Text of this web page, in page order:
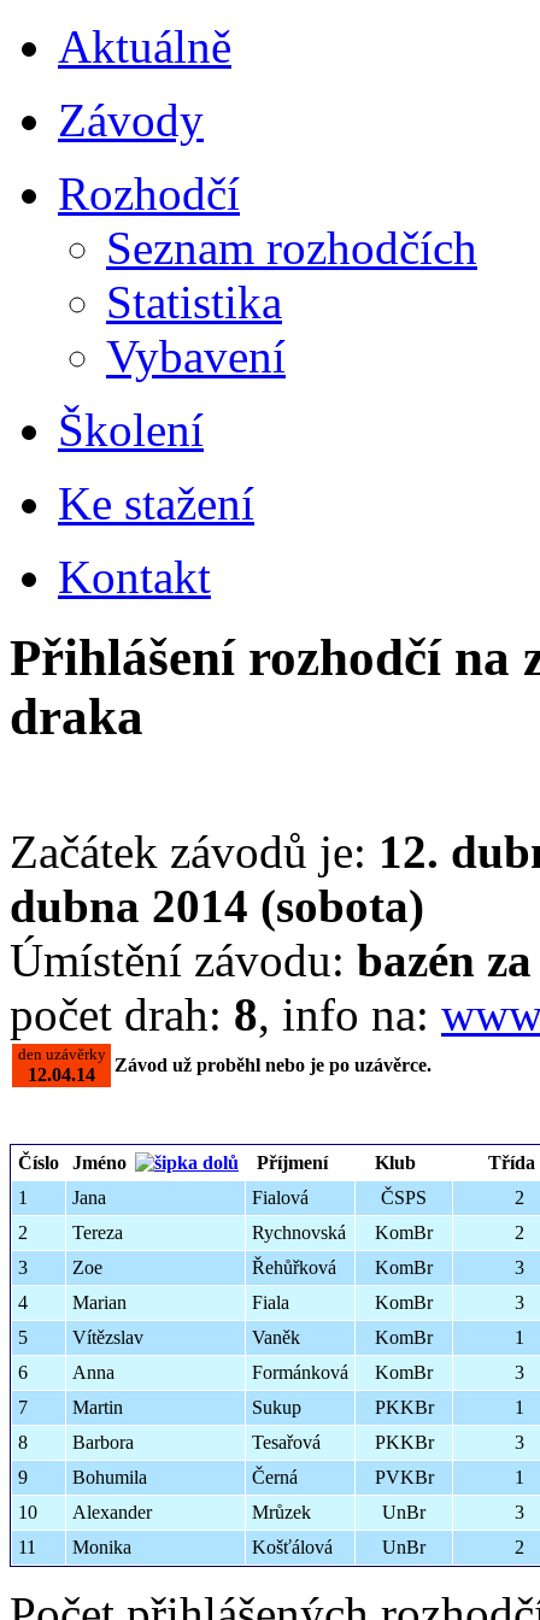
Aktuálně
Závody
Rozhodčí
Seznam rozhodčích
Statistika
Vybavení
Školení
Ke stažení
Kontakt
Přihlášení rozhodčí na
draka
Začátek závodů je: 12.
dubna 2014 (sobota)
Úmístění závodu: bazén
počet drah: 8, info na:
den uzávěrky
12.04.14 Závod už proběhl nebo je po uzávěrce.
Číslo Jméno Příjmení Klub
Třída
1
Jana Fialová ČSPS
2
2
Tereza Rychnovská KomBr
2
3
Zoe Řehůřková KomBr
3
4
Marian Fiala KomBr
3
5
Vítězslav Vaněk KomBr
1
6
Anna Formánková KomBr
3
7
Martin Sukup PKKBr
1
8
Barbora Tesařová PKKBr
3
9
Bohumila Černá PVKBr
1
10
Alexander Mrůzek UnBr
3
11
Monika Košťálová UnBr 2